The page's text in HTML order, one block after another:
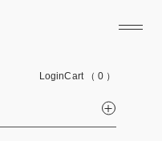
LoginCart （ 0 ）